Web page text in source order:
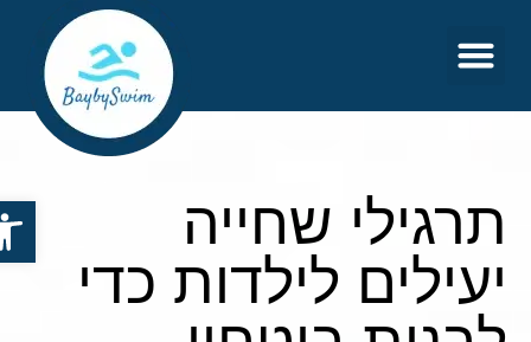
תרגילי שחייה
יעילים לילדות כדי
פתח